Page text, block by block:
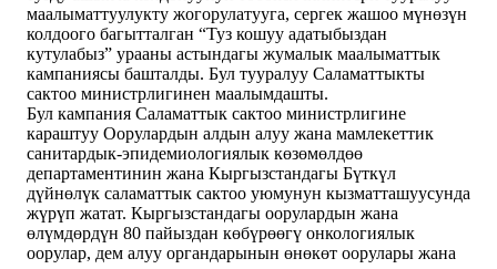
маалыматтуулукту жогорулатууга, сергек жашоо мүнөзүн
колдоого багытталган “Туз кошуу адатыбыздан
кутулабыз” урааны астындагы жумалык маалыматтык
кампаниясы башталды. Бул тууралуу Саламаттыкты
сактоо министрлигинен маалымдашты.
Бул кампания Саламаттык сактоо министрлигине
караштуу Оорулардын алдын алуу жана мамлекеттик
санитардык-эпидемиологиялык көзөмөлдөө
департаментинин жана Кыргызстандагы Бүткүл
дүйнөлүк саламаттык сактоо уюмунун кызматташуусунда
жүрүп жатат. Кыргызстандагы оорулардын жана
өлүмдөрдүн 80 пайыздан көбүрөөгү онкологиялык
оорулар, дем алуу органдарынын өнөкөт оорулары жана